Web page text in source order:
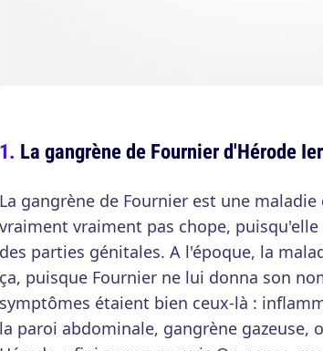
La gangrène de Fournier d'Hérode
La gangrène de Fournier est une
vraiment vraiment pas chope,
des parties génitales. A l'époque, la
ça, puisque Fournier ne lui donna son
symptômes étaient bien ceux-là :
la paroi abdominale, gangrène gazeuse,